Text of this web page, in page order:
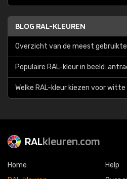
BLOG RAL-KLEUREN
Overzicht van de meest gebruikte
Populaire RAL-kleur in beeld:
Welke RAL-kleur kiezen voor
RALkleuren.com
Home
Help